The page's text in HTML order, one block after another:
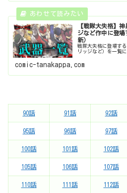
【戦隊大失格】
ジなど作中に登
新）
戦隊大失格に登場す
リッジなど）を一覧
comic-tanakappa.com
90話 91話 92話
95話 96話 97話
100話 101話 102話
105話 106話 107話
110話 111話 112話